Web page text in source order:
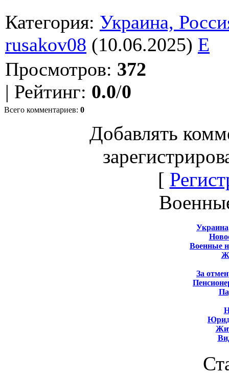
Категория: Украина,
rusakov08 (10.06.2025) E
Просмотров: 372
| Рейтинг: 0.0/0
Всего комментариев: 0
Добавлять
[
Военные
За